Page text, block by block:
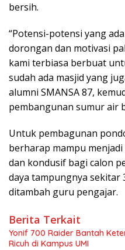
bersih.
“Potensi-potensi yang
dorongan dan motivasi
kami terbiasa berbuat
sudah ada masjid yang
alumni SMANSA 87,
pembangunan sumur air
Untuk pembagunan
berharap mampu
dan kondusif bagi calon
daya tampungnya sekitar
ditambah guru pengajar.
Berita Terkait
Yonif 700 Raider Bantah
Ricuh di Kampus UMI